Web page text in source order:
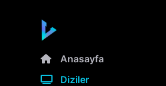
Anasayfa
Diziler